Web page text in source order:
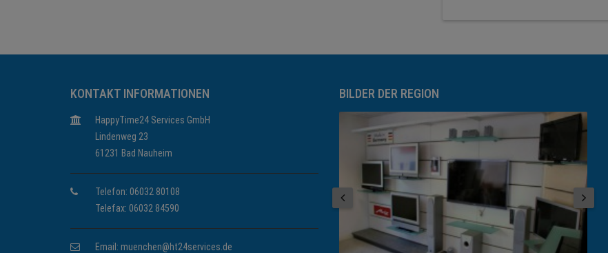
KONTAKT INFORMATIONEN
HappyTime24 Services GmbH
Lindenweg 23
61231 Bad Nauheim
Telefon: 06032 80108
Telefax: 06032 84590
Email: muenchen@ht24services.de
BILDER DER REGION